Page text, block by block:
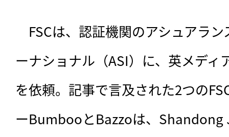
FSCは、認証機関のアシュアラ
ーナショナル（ASI）に、英メディ
を依頼。記事で言及された2つの
ーBumbooとBazzoは、Shandong